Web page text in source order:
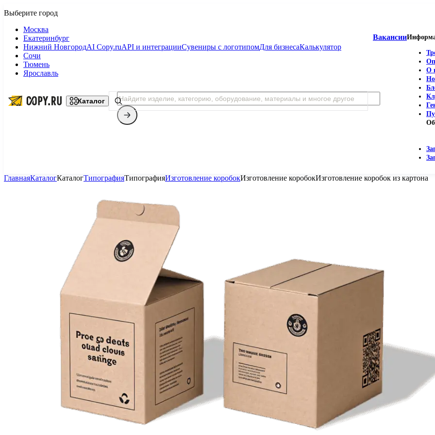
Москва
Екатеринбург
Нижний Новгород
Сочи
Тюмень
Ярославль
AI Copy.ruAPI и интеграцииСувениры с логотипомДля бизнесаКалькулятор
Каталог
Вакансии
О
Оперативная полиграфия
Широкоформатная печать
Графический дизайн
Полиграфические технологии
Печать в копицентре
Печать документов А3/А4
Копирование документов
Копирование документов А3/А4
Копирование проектной документации
Копирование больших чертежей
Копирование больших документов
ГлавнаяКаталогКаталогТипографияТипографияИзготовление коробокИзготовление коробокИзготовление коробок из картона